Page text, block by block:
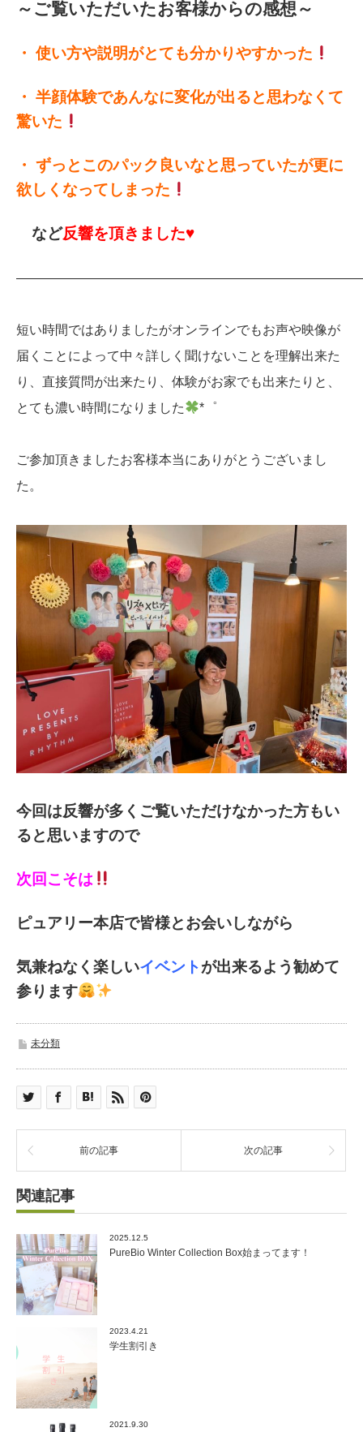
～ご覧いただいたお客様からの感想～
・ 使い方や説明がとても分かりやすかった
・ 半顔体験であんなに変化が出ると思わなくて
驚いた
・ ずっとこのパック良いなと思っていたが更に
欲しくなってしまった
など反響を頂きました♥️
短い時間ではありましたがオンラインでもお声や映像が
届くことによって中々詳しく聞けないことを理解出来た
り、 直接質問が出来たり、体験がお家でも出来たり と、
とても濃い時間になりました
*゜
ご参加頂きましたお客様本当にありがとうございまし
た。
今回は反響が多くご覧いただけなかった方もい
ると思いますので
次回こそは
ピュアリー本店で皆様とお会いしながら
気兼ねなく楽しいイベントが出来るよう勧めて
参ります
未分類
前の記事 次の記事
関連記事
2025.12.5
PureBio Winter Collection Box始まってます！
2023.4.21
学生割引き
2021.9.30